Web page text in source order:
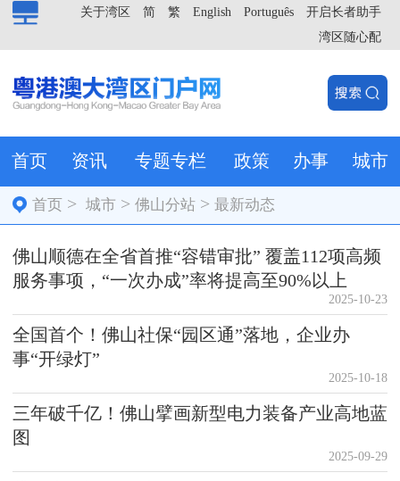
开启长者助手
Português
English
繁
简
关于湾区
湾区随心配
首页 资讯 专题专栏 政策 办事 城市
首页 >城市 >佛山分站 >最新动态
佛山顺德在全省首推“容错审批” 覆盖112项高频
服务事项，“一次办成”率将提高至90%以上
2025-10-23
全国首个！佛山社保“园区通”落地，企业办
事“开绿灯”
2025-10-18
三年破千亿！佛山擘画新型电力装备产业高地蓝
图
2025-09-29